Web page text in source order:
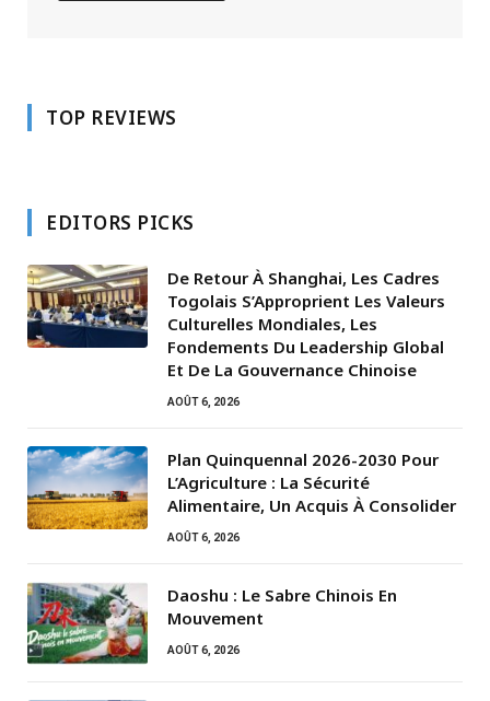
TOP REVIEWS
EDITORS PICKS
De Retour À Shanghai, Les Cadres
Togolais S’Approprient Les Valeurs
Culturelles Mondiales, Les
Fondements Du Leadership Global
Et De La Gouvernance Chinoise
AOÛT 6, 2026
Plan Quinquennal 2026-2030 Pour
L’Agriculture : La Sécurité
Alimentaire, Un Acquis À Consolider
AOÛT 6, 2026
Daoshu : Le Sabre Chinois En
Mouvement
AOÛT 6, 2026